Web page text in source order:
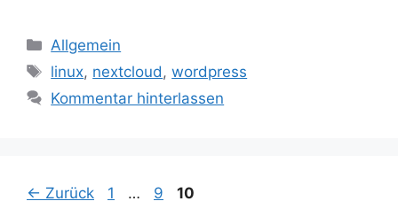
Kategorien
Allgemein
Schlagwörter
linux, nextcloud ,wordpress
Kommentar hinterlassen
← Zurück Seite
1 … Seite
9 Seite
10